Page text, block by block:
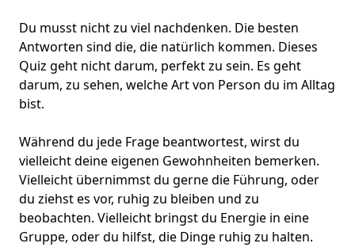
Du musst nicht zu viel nachdenken. Die besten
Antworten sind die, die natürlich kommen. Dieses
Quiz geht nicht darum, perfekt zu sein. Es geht
darum, zu sehen, welche Art von Person du im Alltag
bist.
Während du jede Frage beantwortest, wirst du
vielleicht deine eigenen Gewohnheiten bemerken.
Vielleicht übernimmst du gerne die Führung, oder
du ziehst es vor, ruhig zu bleiben und zu
beobachten. Vielleicht bringst du Energie in eine
Gruppe, oder du hilfst, die Dinge ruhig zu halten.